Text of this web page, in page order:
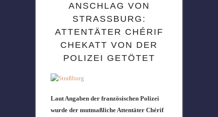
ANSCHLAG VON
STRASSBURG: A
TTENTÄTER CHÉRIF C
HEKATT VON DER P
OLIZEI GETÖTET
Laut Angaben der französischen Polizei
wurde der mutmaßliche Attentäter Chérif